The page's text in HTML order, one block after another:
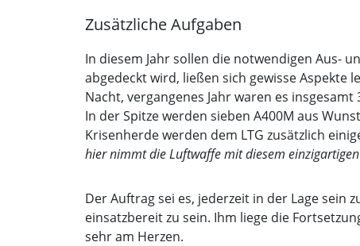
Zusätzliche Aufgaben
In diesem Jahr sollen die notwendigen Aus-
abgedeckt wird, ließen sich gewisse Aspekte
Nacht, vergangenes Jahr waren es
In der Spitze werden sieben A400M aus
Krisenherde werden dem LTG zusätzlich
hier nimmt die Luftwaffe mit diesem
Der Auftrag sei es, jederzeit in der Lage
einsatzbereit zu sein. Ihm liege die
sehr am Herzen.